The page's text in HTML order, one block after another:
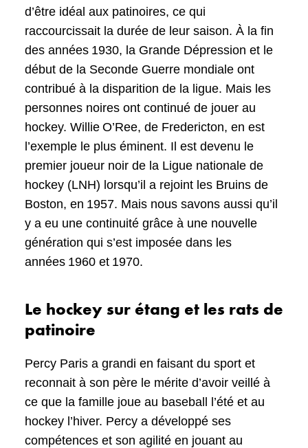
d’être idéal aux patinoires, ce qui
raccourcissait la durée de leur saison. À la fin
des années 1930, la Grande Dépression et le
début de la Seconde Guerre mondiale ont
contribué à la disparition de la ligue. Mais les
personnes noires ont continué de jouer au
hockey. Willie O’Ree, de Fredericton, en est
l’exemple le plus éminent. Il est devenu le
premier joueur noir de la Ligue nationale de
hockey (LNH) lorsqu’il a rejoint les Bruins de
Boston, en 1957. Mais nous savons aussi qu’il
y a eu une continuité grâce à une nouvelle
génération qui s’est imposée dans les
années 1960 et 1970.
Le hockey sur étang et les rats de
patinoire
Percy Paris a grandi en faisant du sport et
reconnait à son père le mérite d’avoir veillé à
ce que la famille joue au baseball l’été et au
hockey l’hiver. Percy a développé ses
compétences et son agilité en jouant au